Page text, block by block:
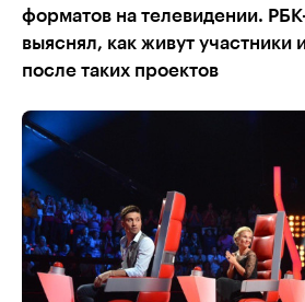
форматов на телевидении.
выяснял, как живут участники
после таких проектов